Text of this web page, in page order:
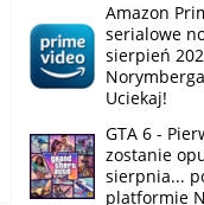
Amazon
serialowe
sierpień
Uciekaj!
GTA 6 -
zostanie
sierpnia...
platformie